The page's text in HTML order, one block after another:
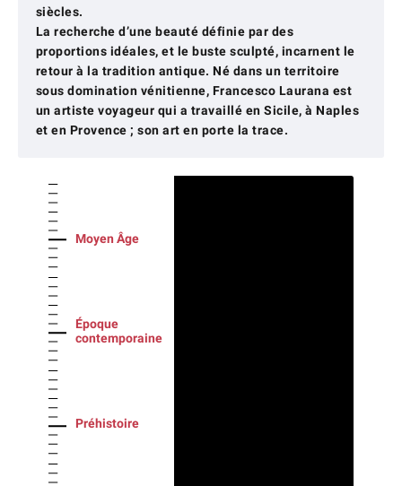
siècles.
La recherche d’une beauté définie par des
proportions idéales, et le buste sculpté, incarnent le
retour à la tradition antique. Né dans un territoire
sous domination vénitienne, Francesco Laurana est
un artiste voyageur qui a travaillé en Sicile, à Naples
et en Provence ; son art en porte la trace.
Moyen Âge
Époque
contemporaine
Préhistoire